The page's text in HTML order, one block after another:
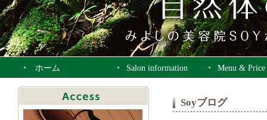
ホーム Salon information Menu & Price
Soyブログ